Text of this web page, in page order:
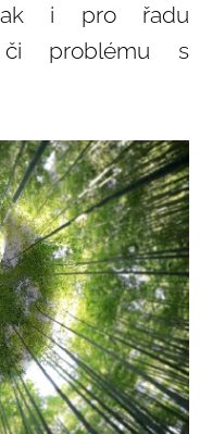
tak i pro řadu
či problému s